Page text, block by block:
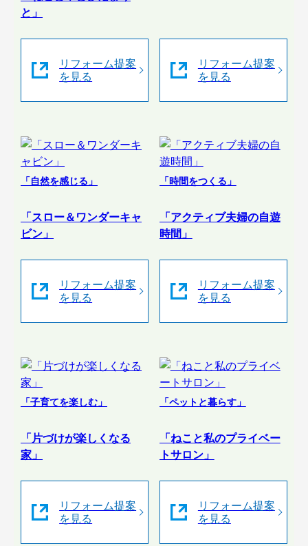
と」
リフォーム提案
を見る
リフォーム提案
を見る
「自然を感じる」
「スロー＆ワンダーキャ
ビン」
リフォーム提案
を見る
「時間をつくる」
「アクティブ夫婦の自遊
時間」
リフォーム提案
を見る
「子育てを楽しむ」
「片づけが楽しくなる
家」
リフォーム提案
を見る
「ペットと暮らす」
「ねこと私のプライベー
トサロン」
リフォーム提案
を見る